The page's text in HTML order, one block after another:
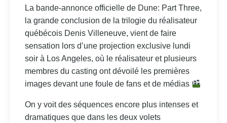
La bande-annonce officielle de Dune: Part Three,
la grande conclusion de la trilogie du réalisateur
québécois Denis Villeneuve, vient de faire
sensation lors d’une projection exclusive lundi
soir à Los Angeles, où le réalisateur et plusieurs
membres du casting ont dévoilé les premières
images devant une foule de fans et de médias
On y voit des séquences encore plus intenses et
dramatiques que dans les deux volets